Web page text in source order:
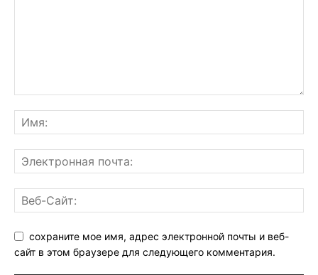
сохраните мое имя, адрес электронной почты и веб-
сайт в этом браузере для следующего комментария.